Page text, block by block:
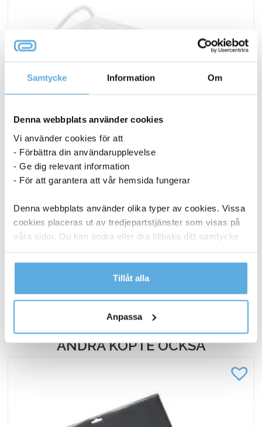
Samtycke Information Om
Denna webbplats använder cookies
Vi använder cookies för att
- Förbättra din användarupplevelse
- Ge dig relevant information
- För att garantera att vår hemsida fungerar
Denna webbplats använder olika typer av cookies. Vissa
cookies placeras ut av tredjepartstjänster som visas på
våra sidor. Du kan ändra eller dra tillbaka ditt samtycke
Läs mer i vår integritetspolicy om vilka vi är, hur du
kontaktar oss och på vilket sätt vi behandlar
Tillåt alla
Anpassa
Andningsskydd/Munskydd Opharm FFP2
Andningsskydd/Munskydd
FFP2
Köp nu
I lager
ANDRA KÖPTE OCKSÅ